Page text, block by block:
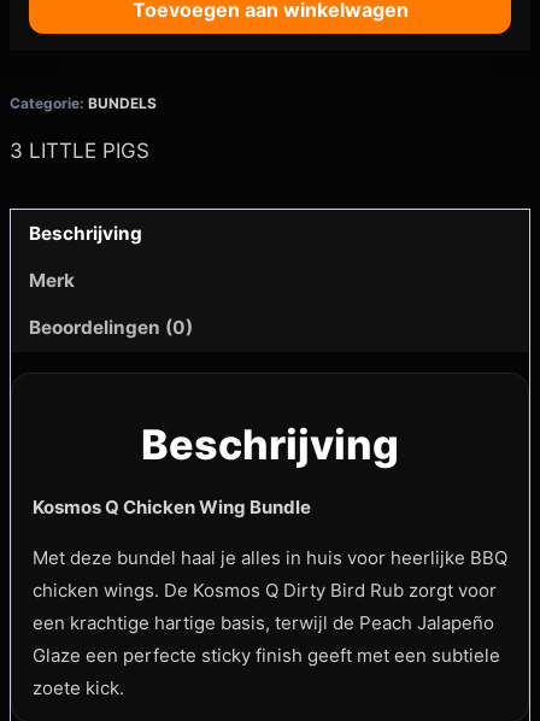
Toevoegen aan winkelwagen
Categorie: BUNDELS
3 LITTLE PIGS
Beschrijving
Merk
Beoordelingen (0)
Beschrijving
Kosmos Q Chicken Wing Bundle
Met deze bundel haal je alles in huis voor heerlijke BBQ
chicken wings. De Kosmos Q Dirty Bird Rub zorgt voor
een krachtige hartige basis, terwijl de Peach Jalapeño
Glaze een perfecte sticky finish geeft met een subtiele
zoete kick.